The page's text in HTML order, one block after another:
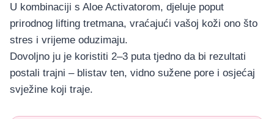
U kombinaciji s Aloe Activatorom, djeluje poput
prirodnog lifting tretmana, vraćajući vašoj koži ono što
stres i vrijeme oduzimaju.
Dovoljno ju je koristiti 2–3 puta tjedno da bi rezultati
postali trajni – blistav ten, vidno sužene pore i osjećaj
svježine koji traje.